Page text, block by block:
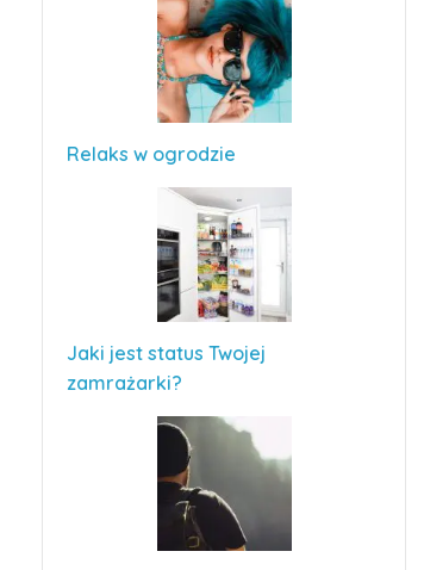
Relaks w ogrodzie
Jaki jest status Twojej
zamrażarki?